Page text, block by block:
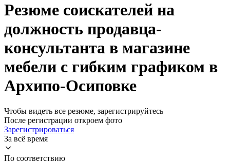
Резюме соискателей на
должность продавца-
консультанта в магазине
мебели с гибким графиком в
Архипо-Осиповке
Чтобы видеть все резюме, зарегистрируйтесь
После регистрации откроем фото
Зарегистрироваться
За всё время
По соответствию